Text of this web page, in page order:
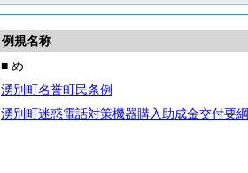
例規名称
■ め
湧別町名誉町民条例
湧別町迷惑電話対策機器購入助成金交付要綱